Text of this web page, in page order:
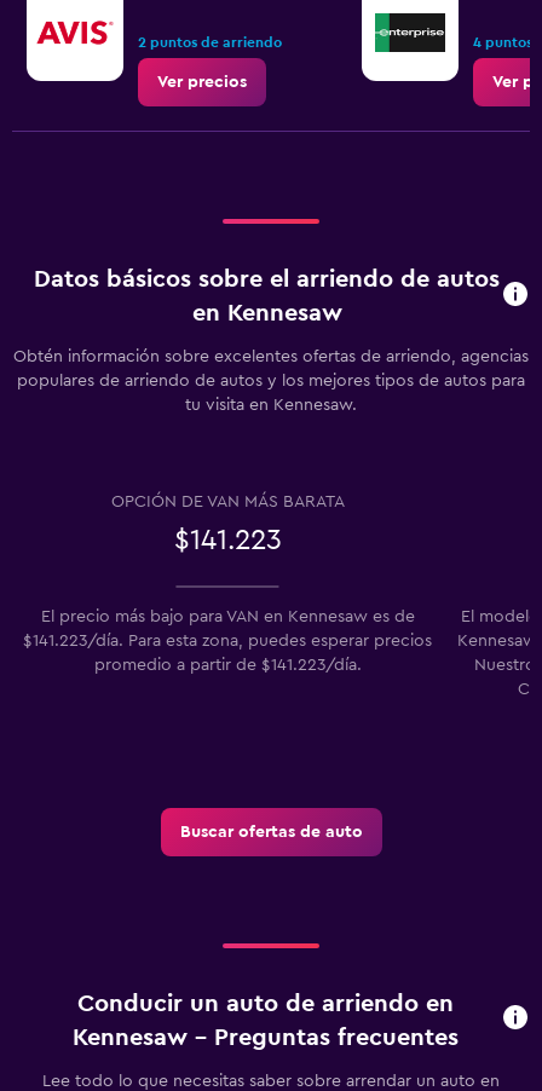
2 puntos de arriendo
Ver precios
4 puntos
Ver
Datos básicos sobre el arriendo de autos
en Kennesaw
Obtén información sobre excelentes ofertas de arriendo, agencias
populares de arriendo de autos y los mejores tipos de autos para
tu visita en Kennesaw.
OPCIÓN DE VAN MÁS BARATA
$141.223
El precio más bajo para VAN en Kennesaw es de
$141.223/día. Para esta zona, puedes esperar precios
promedio a partir de $141.223/día.
El
Buscar ofertas de auto
Conducir un auto de arriendo en
Kennesaw - Preguntas frecuentes
Lee todo lo que necesitas saber sobre arrendar un auto en